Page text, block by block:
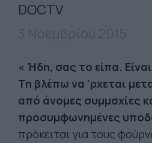
DOCTV
« Ήδη, σας το είπα.
Τη βλέπω να ‘ρχεται
από άνομες συμμαχίες
προσυμφωνημένες
πρόκειται για τους